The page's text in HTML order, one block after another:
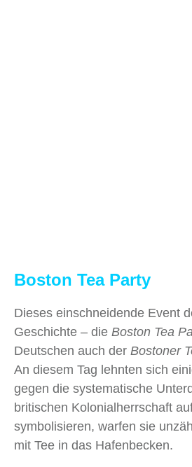
Boston Tea Party
Dieses einschneidende Event
Geschichte – die Boston Tea
Deutschen auch der Bostoner
An diesem Tag lehnten sich
gegen die systematische
britischen Kolonialherrschaft
symbolisieren, warfen sie
mit Tee in das Hafenbecken.